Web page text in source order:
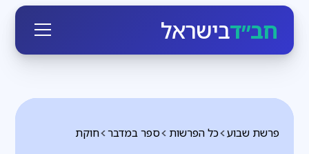
חב״דבישראל
חוקת ספר במדבר כל הפרשות פרשת שבוע